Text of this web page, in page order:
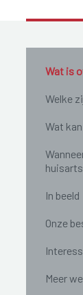
Wat is
Welke
Wat
In beeld
Onze
Meer